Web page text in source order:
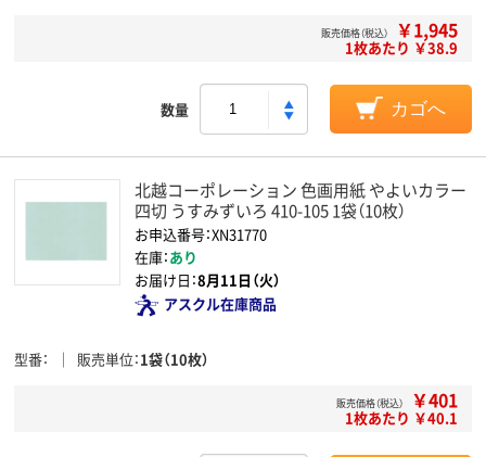
販売価格（税込） ￥1,945
1枚あたり ￥38.9
数量 カゴへ
北越コーポレーション 色画用紙 やよいカラー
四切 うすみずいろ 410-105 1袋（10枚）
お申込番号：XN31770
在庫：あり
お届け日：8月11日（火）
アスクル在庫商品
型番 販売単位 1袋（10枚）
販売価格（税込） ￥401
1枚あたり ￥40.1